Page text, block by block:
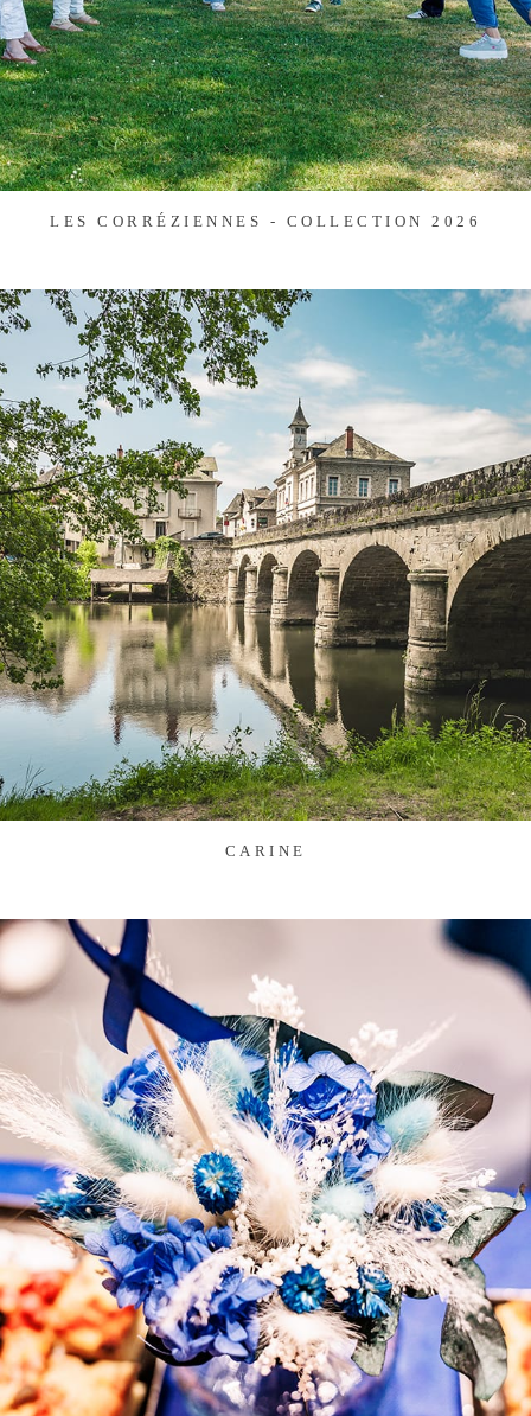
LES CORRÉZIENNES - COLLECTION 2026
CARINE